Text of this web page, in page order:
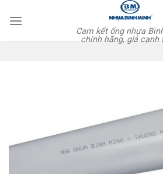
Cam kết ống nhựa
chính hãng, giá cạnh